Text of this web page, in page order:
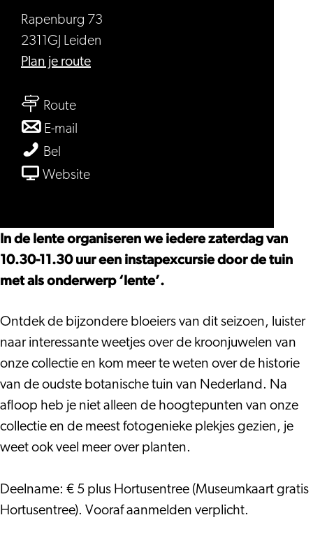
Rapenburg 73
2311GJ Leiden
Plan je routenaar
Routenaar
Instapexcursie
E-mail
lente
Bel
lente
Websitevan
In de lente organiseren we iedere zaterdag van
10.30-11.30 uur een instapexcursie door de tuin
met als onderwerp ‘lente’.
Ontdek de bijzondere bloeiers van dit seizoen, luister
naar interessante weetjes over de kroonjuwelen van
onze collectie en kom meer te weten over de historie
van de oudste botanische tuin van Nederland. Na
afloop heb je niet alleen de hoogtepunten van onze
collectie en de meest fotogenieke plekjes gezien, je
weet ook veel meer over planten.
Deelname: € 5 plus Hortusentree (Museumkaart gratis
Hortusentree). Vooraf aanmelden verplicht.